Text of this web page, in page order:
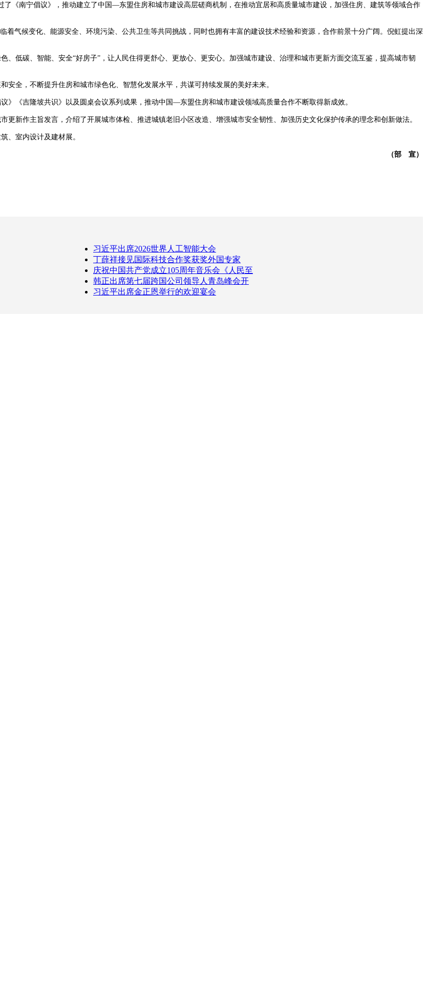
《南宁倡议》，推动建立了中国—东盟住房和城市建设高层磋商机制，在推动宜居和高质量城市建设，加强住房、建筑等领域合作
气候变化、能源安全、环境污染、公共卫生等共同挑战，同时也拥有丰富的建设技术经验和资源，合作前景十分广阔。倪虹提出深
低碳、智能、安全“好房子”，让人民住得更舒心、更放心、更安心。加强城市建设、治理和城市更新方面交流互鉴，提高城市韧
全，不断提升住房和城市绿色化、智慧化发展水平，共谋可持续发展的美好未来。
《吉隆坡共识》以及圆桌会议系列成果，推动中国—东盟住房和城市建设领域高质量合作不断取得新成效。
作主旨发言，介绍了开展城市体检、推进城镇老旧小区改造、增强城市安全韧性、加强历史文化保护传承的理念和创新做法。
、室内设计及建材展。
（部 宣）
习近平出席2026世界人工智能大会
丁薛祥接见国际科技合作奖获奖外国专家
庆祝中国共产党成立105周年音乐会《人民至
韩正出席第七届跨国公司领导人青岛峰会开
习近平出席金正恩举行的欢迎宴会